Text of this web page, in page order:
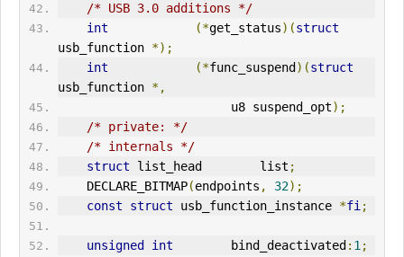
/* USB 3.0 additions */
int
(*get_status)(struct
usb_function *);
int
(*func_suspend )(struct
usb_function *,
                        u8 suspend_opt
);
/* private: */
/* internals */
struct list_head        list ;
    DECLARE_BITMAP
(endpoints , 32);
const
struct usb_function_instance *fi ;
unsigned int
        bind_deactivated
: 1 ;